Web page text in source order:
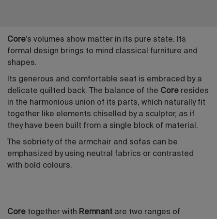
Core's volumes show matter in its pure state. Its
formal design brings to mind classical furniture and
shapes.
Its generous and comfortable seat is embraced by a
delicate quilted back. The balance of the Core resides
in the harmonious union of its parts, which naturally fit
together like elements chiselled by a sculptor, as if
they have been built from a single block of material.
The sobriety of the armchair and sofas can be
emphasized by using neutral fabrics or contrasted
with bold colours.
Core together with Remnant are two ranges of